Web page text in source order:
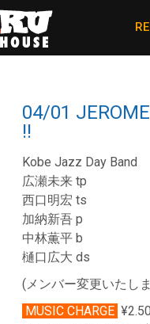
04/01
!!
Kobe Jazz Day Band
広瀬未来 tp
西口明宏 ts
加納新吾 p
中林薫平 b
樋口広大 ds
(メンバー変更いたしま
MUSIC CHARGE